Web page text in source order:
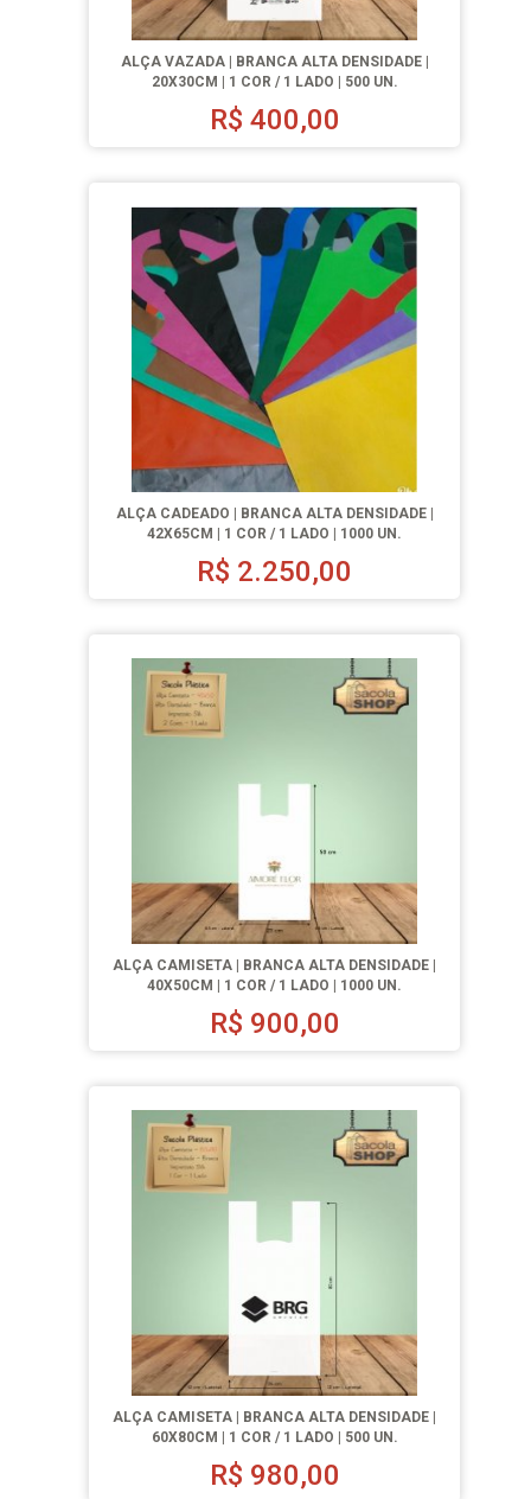
ALÇA VAZADA | BRANCA ALTA DENSIDADE |
20X30CM | 1 COR / 1 LADO | 500 UN.
R$ 400,00
ALÇA CADEADO | BRANCA ALTA DENSIDADE |
42X65CM | 1 COR / 1 LADO | 1000 UN.
R$ 2.250,00
ALÇA CAMISETA | BRANCA ALTA DENSIDADE |
40X50CM | 1 COR / 1 LADO | 1000 UN.
R$ 900,00
ALÇA CAMISETA | BRANCA ALTA DENSIDADE |
60X80CM | 1 COR / 1 LADO | 500 UN.
R$ 980,00